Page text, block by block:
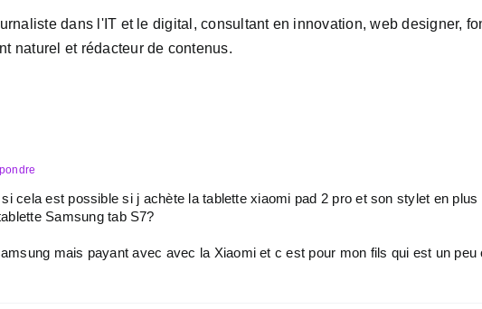
dans l'IT et le digital, consultant en innovation, web designer,
naturel et rédacteur de contenus.
cela est possible si j achète la tablette xiaomi pad 2 pro et son stylet en
Samsung tab S7?
mais payant avec avec la Xiaomi et c est pour mon fils qui est un